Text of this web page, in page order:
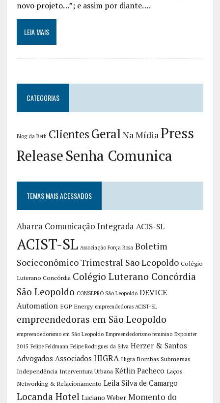
novo projeto…”; e assim por diante….
LEIA MAIS
CATEGORIAS
Blog da Beth ClientesGeral Na Mídia Press
ReleaseSenha Comunica
TEMAS MAIS ACESSADOS
Abarca Comunicação Integrada ACIS-SL
ACIST-SL Associação Força Rosa Boletim
Socieconômico Trimestral São Leopoldo Colégio
Luterano Concórdia Colégio Luterano Concórdia
São Leopoldo CONSEPRO São Leopoldo DEVICE
Automation EGP Energy empreendedoras ACIST-SL
empreendedoras em São Leopoldo
empreendedorismo em São Leopoldo Empreendedorismo feminino Expointer
2015 Felipe Feldmann Felipe Rodrigues da Silva Herzer & Santos
Advogados Associados HIGRA Higra Bombas Submersas
Independência Interventura Urbana Kétlin Pacheco Laços
Networking & Relacionamento Leila Silva de Camargo
Locanda Hotel Luciano Weber Momento do